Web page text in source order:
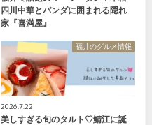
四川中華とパンダに囲まれる隠れ
家『喜満屋』
福井のグルメ情報
2026.7.22
美しすぎる旬のタルト♡鯖江に誕